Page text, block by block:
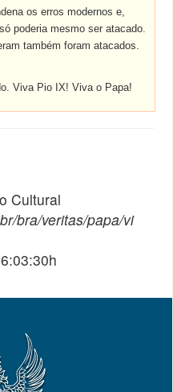
os erros modernos e,
poderia mesmo ser atacado.
também foram atacados.
Viva Pio IX! Viva o Papa!
Cultural
bra/veritas/papa/vi